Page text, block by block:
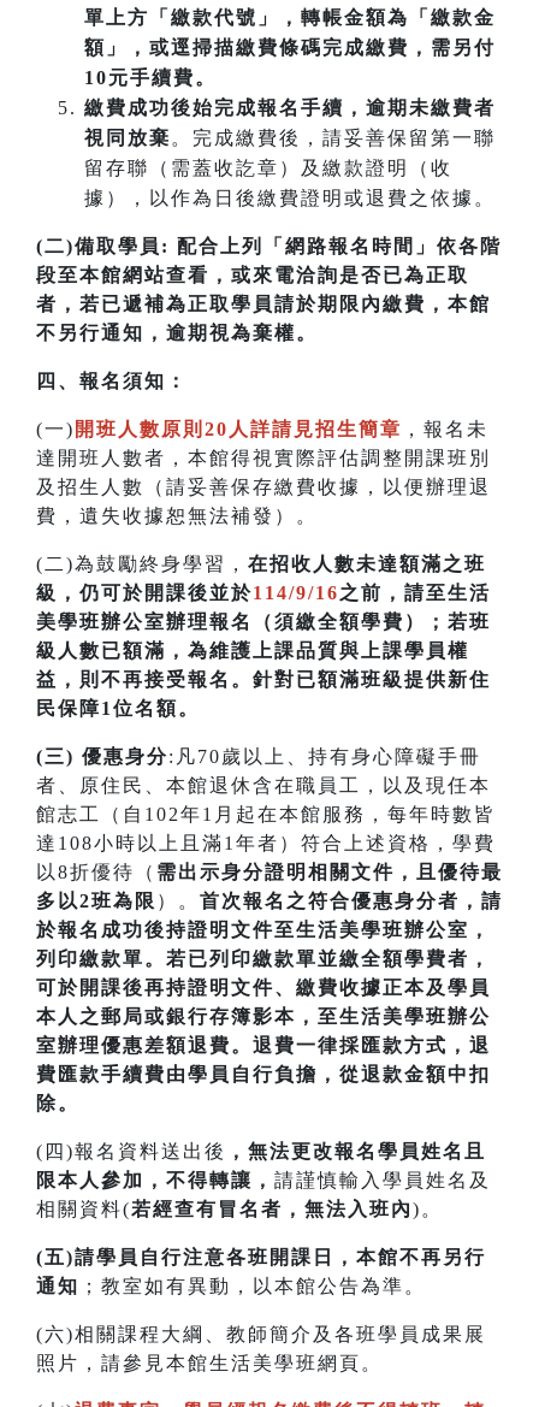
單上方「繳款代號」，轉帳金額為「繳款金
額」，或逕掃描繳費條碼完成繳費，需另付
10元手續費。
繳費成功後始完成報名手續，逾期未繳費者
視同放棄 。完成繳費後，請妥善保留第一聯
留存聯（需蓋收訖章）及繳款證明（收
據），以作為日後繳費證明或退費之依據。
(二)備取學員: 配合上列「網路報名時間」依各階
段至本館網站查看，或來電洽詢是否已為正取
者，若已遞補為正取學員請於期限內繳費，本館
不另行通知，逾期視為棄權。
四 、 報名須知：
(一) 開班人數原則20人詳請見招生簡章 ，報名未
達開班人數者，本館得視實際評估調整開課班別
及招生人數（請妥善保存繳費收據，以便辦理退
費，遺失收據恕無法補發）。
(二)為鼓勵終身學習， 在招收人數未達額滿之班
級，仍可於開課後並於114/9/16之前，請至生活
美學班辦公室辦理報名（須繳全額學費）；若班
級人數已額滿，為維護上課品質與上課學員權
益，則不再接受報名。針對已額滿班級提供新住
民保障1位名額。
(三) 優惠身分:凡70歲以上、持有身心障礙手冊
者、原住民、本館退休含在職員工，以及現任本
館志工（自102年1月起在本館服務，每年時數皆
達108小時以上且滿1年者）符合上述資格，學費
以8折優待（ 需出示身分證明相關文件，且優待最
多以2班為限 ）。 首次報名之符合優惠身分者，請
於報名成功後持證明文件至生活美學班辦公室，
列印繳款單。若已列印繳款單並繳全額學費者，
可於開課後再持證明文件、繳費收據正本及學員
本人之郵局或銀行存簿影本，至生活美學班辦公
室辦理優惠差額退費。 退費一律採匯款方式，退
費匯款手續費由學員自行負擔，從退款金額中扣
除。
(四)報名資料送出後 ，無法更改報名學員姓名且
限本人參加，不得轉讓， 請謹慎輸入學員姓名及
相關資料(若經查有冒名者，無法入班內)。
(五)請學員自行注意各班開課日，本館不再另行
通知 ；教室如有異動，以本館公告為準。
(六)相關課程大綱、教師簡介及各班學員成果展
照片，請參見本館生活美學班網頁。